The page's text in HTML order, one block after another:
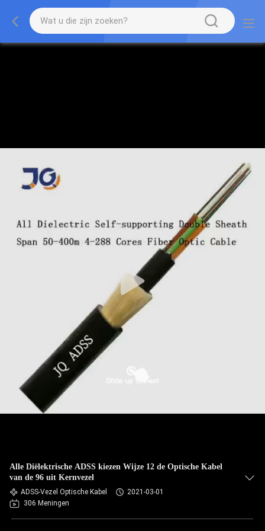
Alle Diëlektrische ADSS kiezen Wijze 12 de Optische Kabel
van de 96 uit Kernvezel
ADSS-Vezel Optische Kabel
2021-03-01
306 Meningen